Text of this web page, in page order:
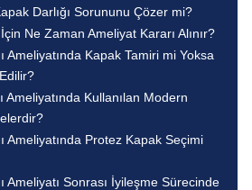
Darlığı Sorununu Çözer mi?
Ne Zaman Ameliyat Kararı Alınır?
Ameliyatında Kapak Tamiri mi Yoksa
Ameliyatında Kullanılan Modern
Ameliyatında Protez Kapak Seçimi
Ameliyatı Sonrası İyileşme Sürecinde